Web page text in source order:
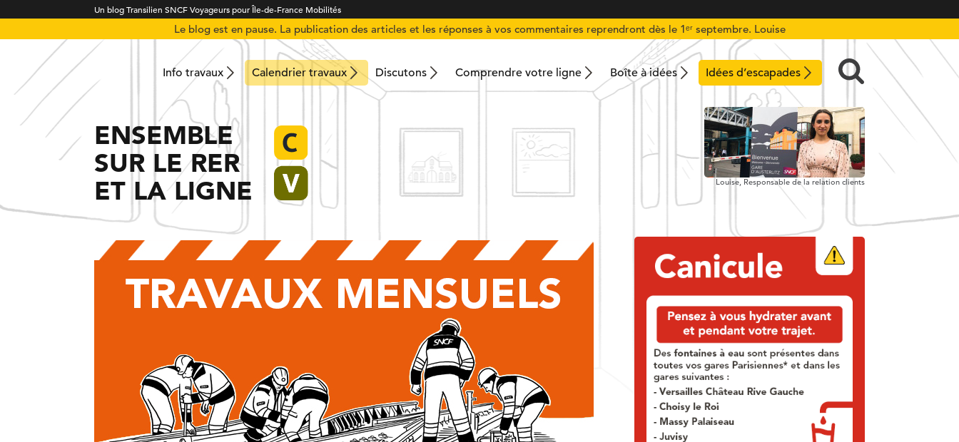
Un blog Transilien SNCF Voyageurs pour Île-de-France Mobilités
Le blog est en pause. La publication des articles et les réponses à vos commentaires reprendront dès le 1ᵉʳ septembre. Louise
Info travaux Calendrier travaux Discutons Comprendre votre ligne Boîte à idées Idées d’escapades
ENSEMBLE
SUR LE RER
ET LA LIGNE
Louise, Responsable de la relation clients